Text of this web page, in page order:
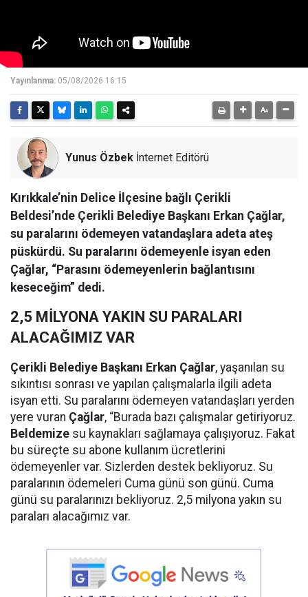
Yayınlanma: 05/08/2026 16:15
Yunus Özbek İnternet Editörü
Kırıkkale’nin Delice İlçesine bağlı Çerikli
Beldesi’nde Çerikli Belediye Başkanı Erkan Çağlar,
su paralarını ödemeyen vatandaşlara adeta ateş
püskürdü. Su paralarını ödemeyenle isyan eden
Çağlar, “Parasını ödemeyenlerin bağlantısını
keseceğim” dedi.
2,5 MİLYONA YAKIN SU PARALARI
ALACAĞIMIZ VAR
Çerikli Belediye Başkanı Erkan Çağlar, yaşanılan su
sıkıntısı sonrası ve yapılan çalışmalarla ilgili adeta
isyan etti. Su paralarını ödemeyen vatandaşları yerden
yere vuran Çağlar, “Burada bazı çalışmalar getiriyoruz.
Beldemize su kaynakları sağlamaya çalışıyoruz. Fakat
bu süreçte su abone kullanım ücretlerini
ödemeyenler var. Sizlerden destek bekliyoruz. Su
paralarının ödemeleri Cuma günü son günü. Cuma
günü su paralarınızı bekliyoruz. 2,5 milyona yakın su
paraları alacağımız var.